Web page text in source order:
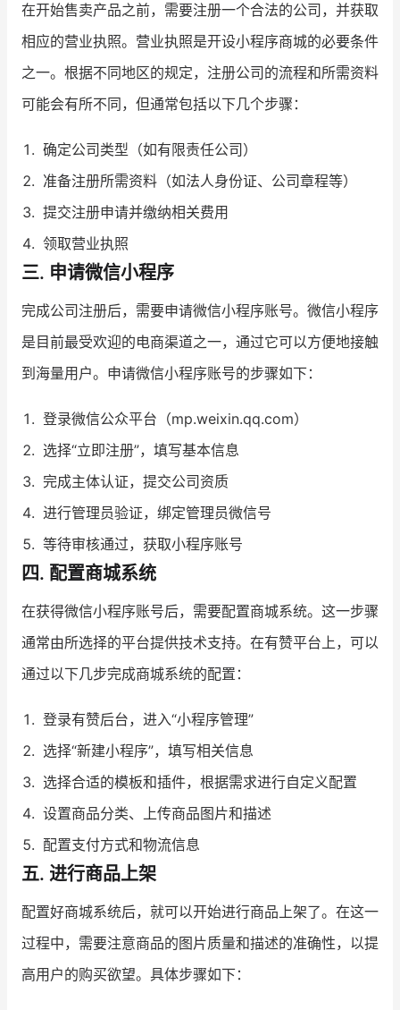
入驻有赞 认证代理商
认证服务商 设计服务商
在开始售卖产品之前，需要注册一个合法的公司，并获取
相应的营业执照。营业执照是开设小程序商城的必要条件
之一。根据不同地区的规定，注册公司的流程和所需资料
可能会有所不同，但通常包括以下几个步骤：
确定公司类型（如有限责任公司）
准备注册所需资料（如法人身份证、公司章程等）
提交注册申请并缴纳相关费用
领取营业执照
三. 申请微信小程序
完成公司注册后，需要申请微信小程序账号。微信小程序
是目前最受欢迎的电商渠道之一，通过它可以方便地接触
到海量用户。申请微信小程序账号的步骤如下：
登录微信公众平台（mp.weixin.qq.com）
选择“立即注册”，填写基本信息
完成主体认证，提交公司资质
进行管理员验证，绑定管理员微信号
等待审核通过，获取小程序账号
四. 配置商城系统
在获得微信小程序账号后，需要配置商城系统。这一步骤
通常由所选择的平台提供技术支持。在有赞平台上，可以
通过以下几步完成商城系统的配置：
登录有赞后台，进入“小程序管理”
选择“新建小程序”，填写相关信息
选择合适的模板和插件，根据需求进行自定义配置
设置商品分类、上传商品图片和描述
配置支付方式和物流信息
五. 进行商品上架
配置好商城系统后，就可以开始进行商品上架了。在这一
过程中，需要注意商品的图片质量和描述的准确性，以提
高用户的购买欲望。具体步骤如下：